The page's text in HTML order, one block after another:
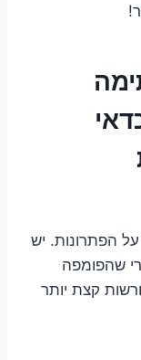
שכדאי
הפתרונות. יש
שהפומפה
קצת יותר